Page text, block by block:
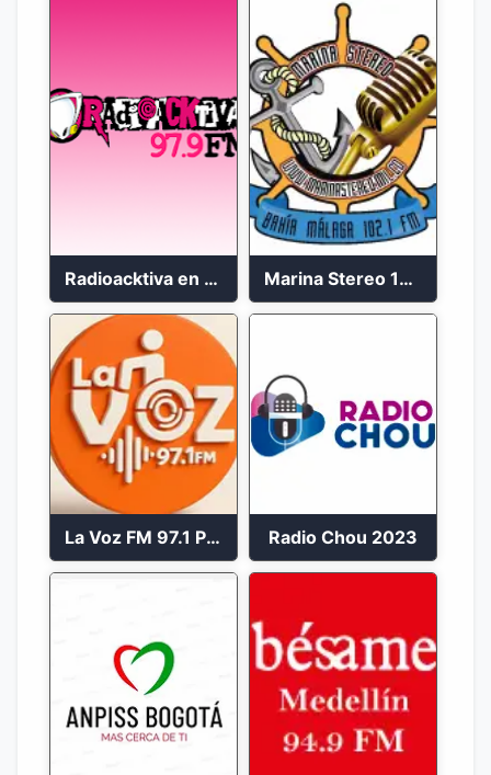
Radioacktiva en vivo 97.9 FM Marina Stereo 102.1 FM
La Voz FM 97.1 Popayán en Vivo Radio Chou 2023